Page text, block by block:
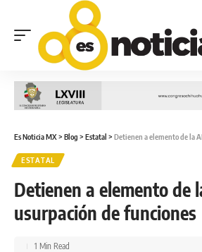
Es Noticia MX> Blog > Estatal > Detienen a elemento de la
ESTATAL
Detienen a elemento de
usurpación de funciones
1 Min Read